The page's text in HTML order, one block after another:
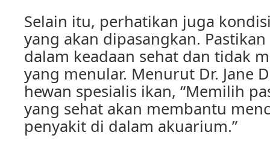
Selain itu, perhatikan juga
yang akan dipasangkan.
dalam keadaan sehat dan tidak
yang menular. Menurut Dr. Jane
hewan spesialis ikan, “Memilih
yang sehat akan membantu
penyakit di dalam akuarium.”